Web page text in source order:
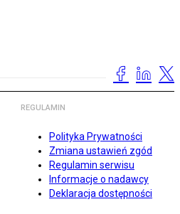
REGULAMIN
Polityka Prywatności
Zmiana ustawień zgód
Regulamin serwisu
Informacje o nadawcy
Deklaracja dostępności